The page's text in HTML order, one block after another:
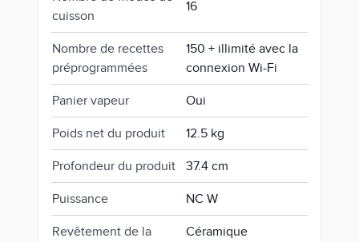
cuisson
16
Nombre de recettes
préprogrammées
150 + illimité avec la
connexion Wi-Fi
Panier vapeur Oui
Poids net du produit 12.5 kg
Profondeur du produit 37.4 cm
Puissance NC W
Revêtement de la
Céramique